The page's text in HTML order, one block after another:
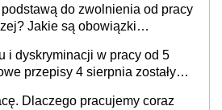
podstawą do zwolnienia od pracy
Jakie są obowiązki
i dyskryminacji w pracy od 5
przepisy 4 sierpnia zostały
Dlaczego pracujemy coraz